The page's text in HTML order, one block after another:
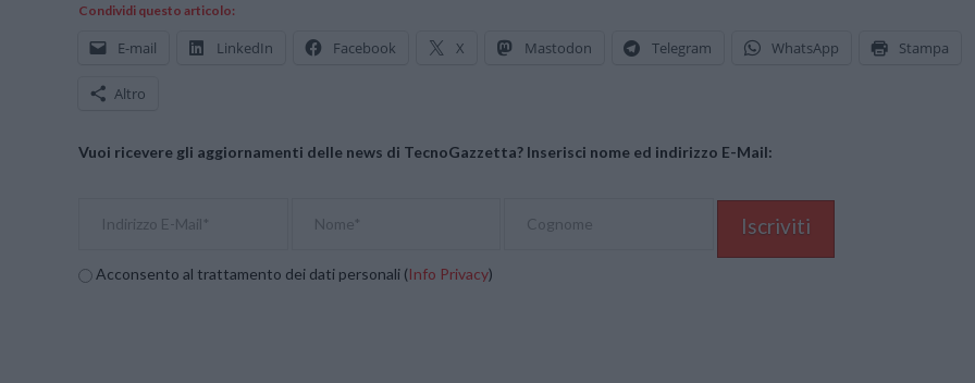
Condividi questo articolo:
E-mail LinkedIn Facebook X Mastodon Telegram WhatsApp Stampa
Altro
Vuoi ricevere gli aggiornamenti delle news di TecnoGazzetta? Inserisci nome ed indirizzo E-Mail:
Acconsento al trattamento dei dati personali (Info Privacy)